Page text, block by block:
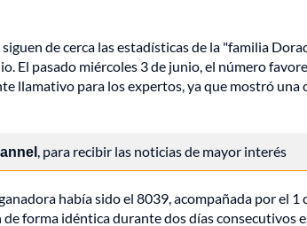
de cerca las estadísticas de la "familia
El pasado miércoles 3 de junio, el número
llamativo para los expertos, ya que mostró una
, para recibir las noticias de mayor interés
había sido el 8039, acompañada por el 1
forma idéntica durante dos días consecutivos